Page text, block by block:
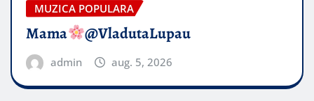
MUZICA POPULARA
Mama @VladutaLupau
admin aug. 5, 2026